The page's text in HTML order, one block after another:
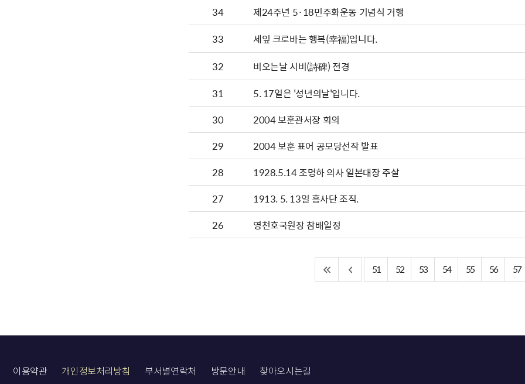
34
제24주년 5·18민주화운동 기념식 거행
33
세잎 크로바는 행복(幸福)입니다.
32
비오는날 시비(詩碑) 전경
31
5. 17일은 '성년의날'입니다.
30
2004 보훈관서장 회의
29
2004 보훈 표어 공모당선작 발표
28
1928.5.14 조명하 의사 일본대장 주살
27
1913. 5. 13일 흥사단 조직.
26
영천호국원장 참배일정
51 52 53 54 55 56 57
이용약관 개인정보처리방침 부서별연락처 방문안내 찾아오시는길